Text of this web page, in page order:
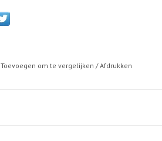
Toevoegen om te vergelijken /Afdrukken